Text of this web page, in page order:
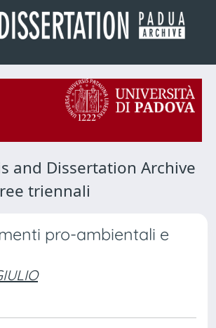
and Dissertation Archive
triennali
pro-ambientali e